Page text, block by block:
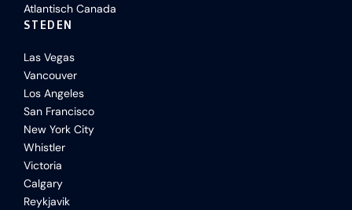
Atlantisch Canada
STEDEN
Las Vegas
Vancouver
Los Angeles
San Francisco
New York City
Whistler
Victoria
Calgary
Reykjavik